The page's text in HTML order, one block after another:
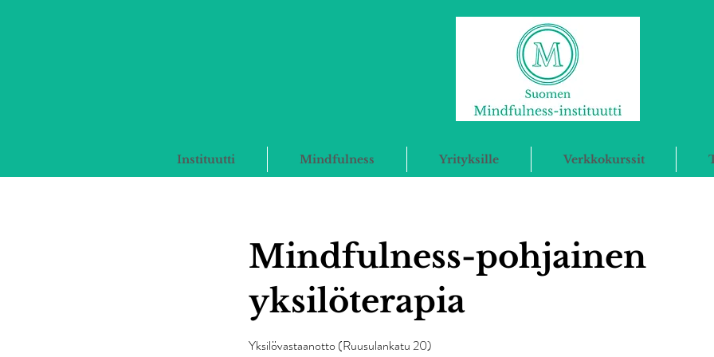
Instituutti Mindfulness Yrityksille Verkkokurssit
Mindfulness-pohjainen
yksilöterapia
Yksilövastaanotto (Ruusulankatu 20)